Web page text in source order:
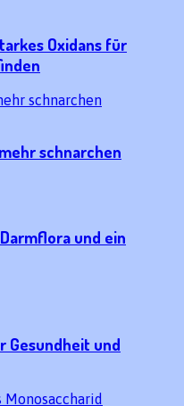
Oxidans für
schnarchen
und ein
Gesundheit und